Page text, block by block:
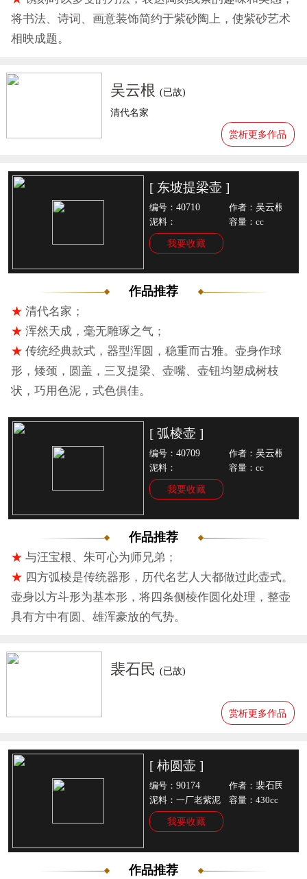
将书法、诗词、画意装饰简约于紫砂陶上，使紫砂艺术
相映成题。
吴云根 (已故)
清代名家
赏析更多作品
[ 东坡提梁壶 ]
编号：40710 作者：吴云根
泥料： 容量：cc
我要收藏
作品推荐
★ 清代名家；
★ 浑然天成，毫无雕琢之气；
★ 传统经典款式，器型浑圆，稳重而古雅。壶身作球
形，矮颈，圆盖，三叉提梁、壶嘴、壶钮均塑成树枝
状，巧用色泥，式色俱佳。
[ 弧棱壶 ]
编号：40709 作者：吴云根
泥料： 容量：cc
我要收藏
作品推荐
★ 与汪宝根、朱可心为师兄弟；
★ 四方弧棱是传统器形，历代名艺人大都做过此壶式。
壶身以方斗形为基本形，将四条侧棱作圆化处理，整壶
具有方中有圆、雄浑豪放的气势。
裴石民 (已故)
赏析更多作品
[ 柿圆壶 ]
编号：90174 作者： 裴石民
泥料：一厂老紫泥 容量：430cc
我要收藏
作品推荐